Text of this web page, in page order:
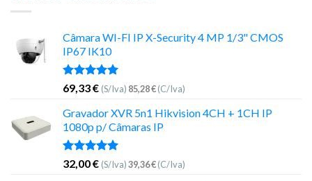
Câmara WI-FI IP X-Security 4 MP 1/3" CMOS
IP67 IK10
Avaliação
5.00
de 5
69,33€ (S/Iva) 85,28€(C/Iva)
Gravador XVR 5n1 Hikvision 4CH + 1CH IP
1080p p/ Câmaras IP
Avaliação
5.00
de 5
32,00€ (S/Iva)39,36€(C/Iva)